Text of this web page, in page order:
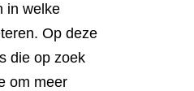
in welke
Op deze
die op zoek
om meer